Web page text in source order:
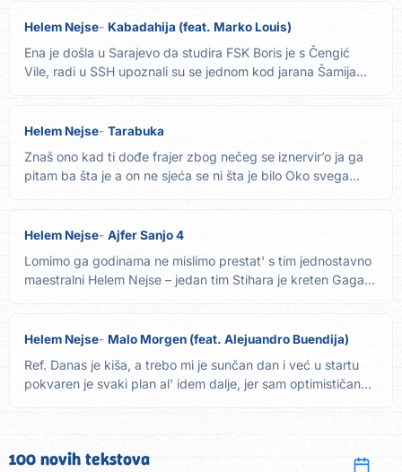
Helem Nejse Kabadahija (feat. Marko Louis)
Ena je došla u Sarajevo da studira FSK Boris je s Čengić
Vile, radi u SSH upoznali su se jednom kod jarana Šamija...
Helem Nejse Tarabuka
Znaš ono kad ti dođe frajer zbog nečeg se iznervir’o ja ga
pitam ba šta je a on ne sjeća se ni šta je bilo Oko svega...
Helem Nejse Ajfer Sanjo 4
Lomimo ga godinama ne mislimo prestat' s tim jednostavno
maestralni Helem Nejse – jedan tim Stihara je kreten Gaga...
Helem Nejse Malo Morgen (feat. Alejuandro Buendija)
Ref. Danas je kiša, a trebo mi je sunčan dan i već u startu
pokvaren je svaki plan al' idem dalje, jer sam optimističan...
100 novih tekstova